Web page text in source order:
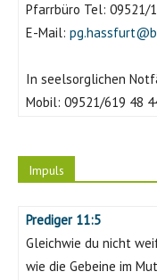
Pfarrbüro Tel: 09521/
E-Mail:
In seelsorglichen
Mobil: 09521/619 48
Impuls
Prediger 11:5
Gleichwie du nicht
wie die Gebeine im